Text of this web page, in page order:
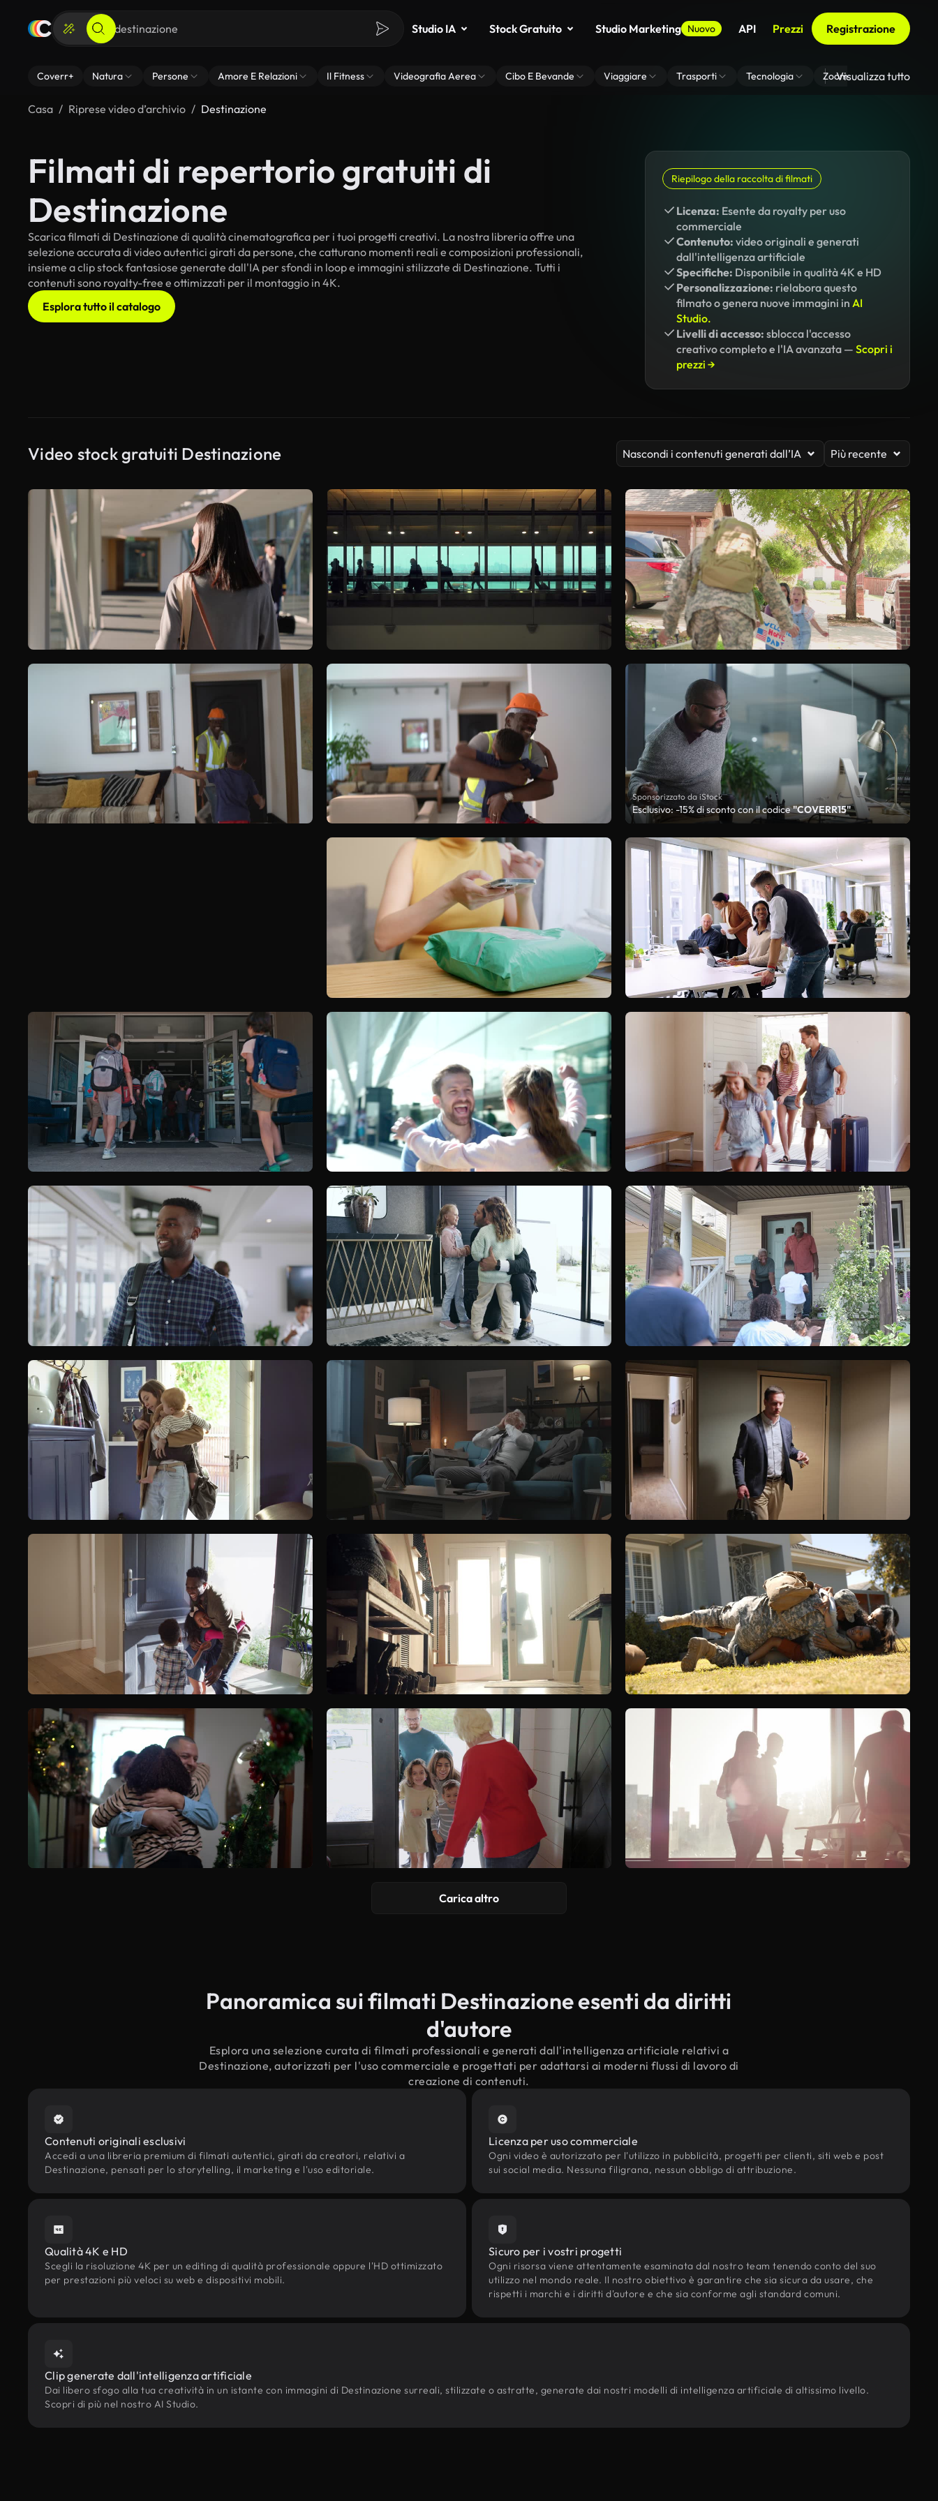
Studio IA Stock Gratuito Studio Marketing Nuovo API Prezzi Registrazione
Coverr+ Natura Persone Amore E Relazioni Il Fitness Videografia Aerea Cibo E Bevande Viaggiare Trasporti Tecnologia Zoom Di Sfondo Virtuale
Visualizza tutto
Casa Riprese video d’archivio Destinazione
Filmati di repertorio gratuiti di
Destinazione
Scarica filmati di Destinazione di qualità cinematografica per i tuoi progetti creativi. La nostra libreria offre una
selezione accurata di video autentici girati da persone, che catturano momenti reali e composizioni professionali,
insieme a clip stock fantasiose generate dall'IA per sfondi in loop e immagini stilizzate di Destinazione. Tutti i
contenuti sono royalty-free e ottimizzati per il montaggio in 4K.
Esplora tutto il catalogo
Riepilogo della raccolta di filmati
Licenza: Esente da royalty per uso
commerciale
Contenuto: video originali e generati
dall'intelligenza artificiale
Specifiche: Disponibile in qualità 4K e HD
Personalizzazione: rielabora questo
filmato o genera nuove immagini in AI
Studio.
Livelli di accesso: sblocca l'accesso
creativo completo e l'IA avanzata — Scopri i
prezzi →
Video stock gratuiti Destinazione Nascondi i contenuti generati dall’IA Più recente
Sponsorizzato da iStock
Esclusivo: -15% di sconto con il codice"COVERR15"
Carica altro
Panoramica sui filmati Destinazione esenti da diritti
d'autore
Esplora una selezione curata di filmati professionali e generati dall'intelligenza artificiale relativi a
Destinazione, autorizzati per l'uso commerciale e progettati per adattarsi ai moderni flussi di lavoro di
creazione di contenuti.
Contenuti originali esclusivi
Accedi a una libreria premium di filmati autentici, girati da creatori, relativi a
Destinazione, pensati per lo storytelling, il marketing e l'uso editoriale.
Licenza per uso commerciale
Ogni video è autorizzato per l'utilizzo in pubblicità, progetti per clienti, siti web e post
sui social media. Nessuna filigrana, nessun obbligo di attribuzione.
Qualità 4K e HD
Scegli la risoluzione 4K per un editing di qualità professionale oppure l'HD ottimizzato
per prestazioni più veloci su web e dispositivi mobili.
Sicuro per i vostri progetti
Ogni risorsa viene attentamente esaminata dal nostro team tenendo conto del suo
utilizzo nel mondo reale. Il nostro obiettivo è garantire che sia sicura da usare, che
rispetti i marchi e i diritti d'autore e che sia conforme agli standard comuni.
Clip generate dall'intelligenza artificiale
Dai libero sfogo alla tua creatività in un istante con immagini di Destinazione surreali, stilizzate o astratte, generate dai nostri modelli di intelligenza artificiale di altissimo livello.
Scopri di più nel nostro AI Studio.